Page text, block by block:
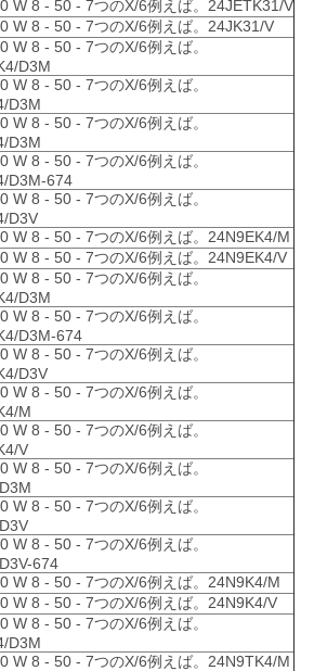
W 8 - 50 - 7つのX/6例えば。24JETK31/V
W 8 - 50 - 7つのX/6例えば。24JK31/V
W 8 - 50 - 7つのX/6例えば。
D3M
W 8 - 50 - 7つのX/6例えば。
D3M
W 8 - 50 - 7つのX/6例えば。
D3M
W 8 - 50 - 7つのX/6例えば。
D3M-674
W 8 - 50 - 7つのX/6例えば。
D3V
W 8 - 50 - 7つのX/6例えば。24N9EK4/M
W 8 - 50 - 7つのX/6例えば。24N9EK4/V
W 8 - 50 - 7つのX/6例えば。
D3M
W 8 - 50 - 7つのX/6例えば。
D3M-674
W 8 - 50 - 7つのX/6例えば。
D3V
W 8 - 50 - 7つのX/6例えば。
M
W 8 - 50 - 7つのX/6例えば。
V
W 8 - 50 - 7つのX/6例えば。
W 8 - 50 - 7つのX/6例えば。
W 8 - 50 - 7つのX/6例えば。
674
W 8 - 50 - 7つのX/6例えば。24N9K4/M
W 8 - 50 - 7つのX/6例えば。24N9K4/V
W 8 - 50 - 7つのX/6例えば。
D3M
W 8 - 50 - 7つのX/6例えば。24N9TK4/M